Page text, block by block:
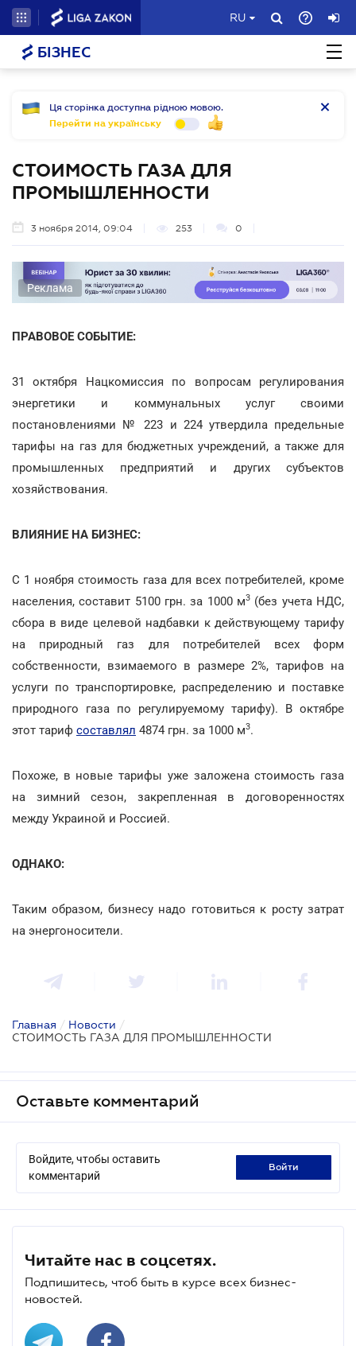
RU
БІЗНЕС
Ця сторінка доступна рідною мовою.
Перейти на українську
СТОИМОСТЬ ГАЗА ДЛЯ
ПРОМЫШЛЕННОСТИ
3 ноября 2014, 09:04 253 0
Реклама
ПРАВОВОЕ СОБЫТИЕ:
31 октября Нацкомиссия по вопросам регулирования
энергетики и коммунальных услуг своими
постановлениями № 223 и 224 утвердила предельные
тарифы на газ для бюджетных учреждений, а также для
промышленных предприятий и других субъектов
хозяйствования.
ВЛИЯНИЕ НА БИЗНЕС:
С 1 ноября стоимость газа для всех потребителей, кроме
населения, составит 5100 грн. за 1000 м3 (без учета НДС,
сбора в виде целевой надбавки к действующему тарифу
на природный газ для потребителей всех форм
собственности, взимаемого в размере 2%, тарифов на
услуги по транспортировке, распределению и поставке
природного газа по регулируемому тарифу). В октябре
этот тариф составлял 4874 грн. за 1000 м3.
Похоже, в новые тарифы уже заложена стоимость газа
на зимний сезон, закрепленная в договоренностях
между Украиной и Россией.
ОДНАКО:
Таким образом, бизнесу надо готовиться к росту затрат
на энергоносители.
Главная / Новости /
СТОИМОСТЬ ГАЗА ДЛЯ ПРОМЫШЛЕННОСТИ
Оставьте комментарий
Войдите, чтобы оставить
комментарий
войти
Читайте нас в соцсетях.
Подпишитесь, чтоб быть в курсе всех бизнес-
новостей.